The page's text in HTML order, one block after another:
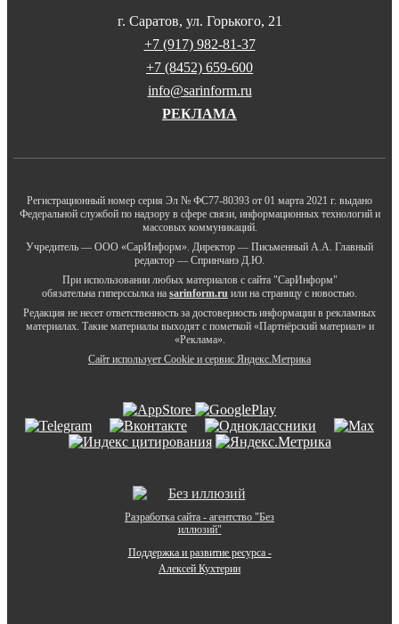
г. Саратов, ул. Горького, 21
+7 (917) 982-81-37
+7 (8452) 659-600
info@sarinform.ru
РЕКЛАМА
Регистрационный номер серия Эл № ФС77-80393 от 01 марта 2021 г. выдано
Федеральной службой по надзору в сфере связи, информационных технологий и
массовых коммуникаций.
Учредитель — ООО «СарИнформ». Директор — Письменный А.А. Главный
редактор — Спринчанэ Д.Ю.
При использовании любых материалов с сайта "СарИнформ"
обязательна гиперссылка на sarinform.ru или на страницу с новостью.
Редакция не несет ответственность за достоверность информации в рекламных
материалах. Такие материалы выходят с пометкой «Партнёрский материал» и
«Реклама».
Сайт использует Cookie и сервиc Яндекс.Метрика
Разработка сайта - агентство "Без
иллюзий"
Поддержка и развитие ресурса -
Алексей Кухтерин